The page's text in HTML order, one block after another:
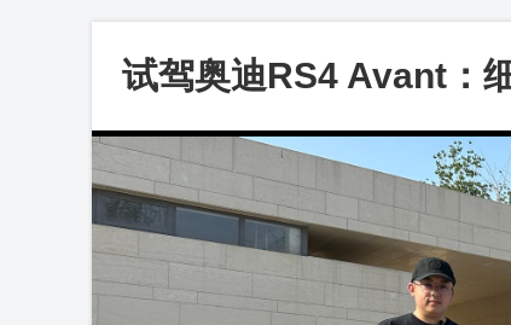
试驾奥迪RS4 Avant：